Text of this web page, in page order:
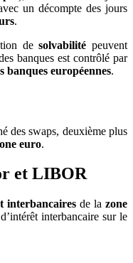
un décompte des jours
.
desolvabilité peuvent
banques est contrôlé par
banques européennes.
des swaps, deuxième plus
euro.
et LIBOR
interbancaires de la zone
interbancaire sur le